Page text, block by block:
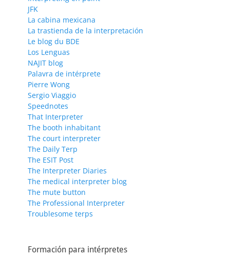
JFK
La cabina mexicana
La trastienda de la interpretación
Le blog du BDE
Los Lenguas
NAJIT blog
Palavra de intérprete
Pierre Wong
Sergio Viaggio
Speednotes
That Interpreter
The booth inhabitant
The court interpreter
The Daily Terp
The ESIT Post
The Interpreter Diaries
The medical interpreter blog
The mute button
The Professional Interpreter
Troublesome terps
Formación para intérpretes